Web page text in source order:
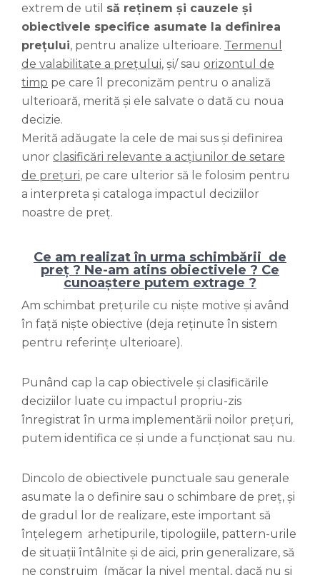
extrem de util să reținem și cauzele și
obiectivele specifice asumate la definirea
prețului, pentru analize ulterioare. Termenul
de valabilitate a prețului, și/ sau orizontul de
timp pe care îl preconizăm pentru o analiză
ulterioară, merită și ele salvate o dată cu noua
decizie.
Merită adăugate la cele de mai sus și definirea
unor clasificări relevante a acțiunilor de setare
de prețuri, pe care ulterior să le folosim pentru
a interpreta și cataloga impactul deciziilor
noastre de preț.
Ce am realizat în urma schimbării de
preț ? Ne-am atins obiectivele ? Ce
cunoaștere putem extrage ?
Am schimbat prețurile cu niște motive și având
în față niște obiective (deja reținute în sistem
pentru referințe ulterioare).
Punând cap la cap obiectivele și clasificările
deciziilor luate cu impactul propriu-zis
înregistrat în urma implementării noilor prețuri,
putem identifica ce și unde a funcționat sau nu.
Dincolo de obiectivele punctuale sau generale
asumate la o definire sau o schimbare de preț, și
de gradul lor de realizare, este important să
înțelegem arhetipurile, tipologiile, pattern-urile
de situații întâlnite și de aici, prin generalizare, să
ne construim (măcar la nivel mental, dacă nu și